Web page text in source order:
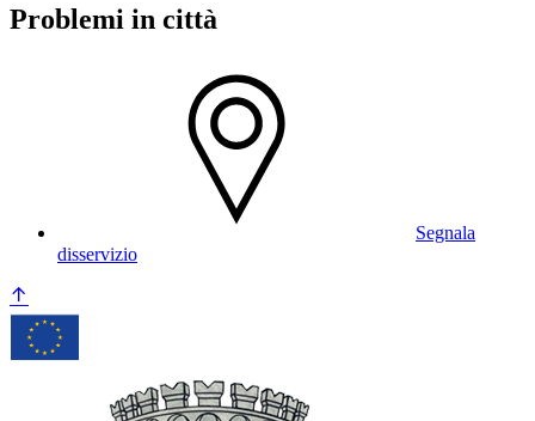
Problemi in città
Segnala
disservizio